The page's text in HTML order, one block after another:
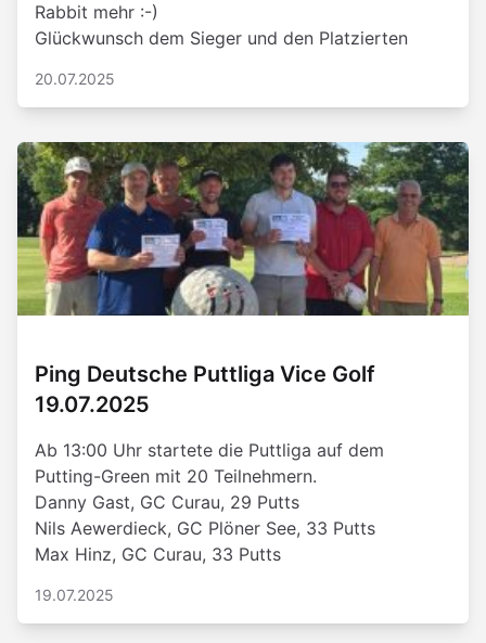
Rabbit mehr :-)
Glückwunsch dem Sieger und den Platzierten
20.07.2025
Ping Deutsche Puttliga Vice Golf
19.07.2025
Ab 13:00 Uhr startete die Puttliga auf dem
Putting-Green mit 20 Teilnehmern.
Danny Gast, GC Curau, 29 Putts
Nils Aewerdieck, GC Plöner See, 33 Putts
Max Hinz, GC Curau, 33 Putts
19.07.2025